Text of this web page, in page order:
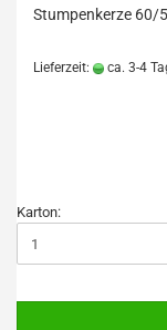
Stumpenkerze 60/
Lieferzeit: ca. 3-4
Karton: